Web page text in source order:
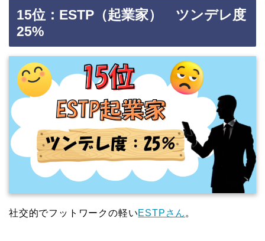
15位：ESTP（起業家） ツンデレ度
25%
社交的でフットワークの軽いESTPさん 。